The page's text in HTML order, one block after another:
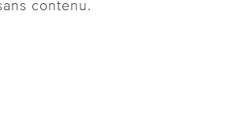
contenu.